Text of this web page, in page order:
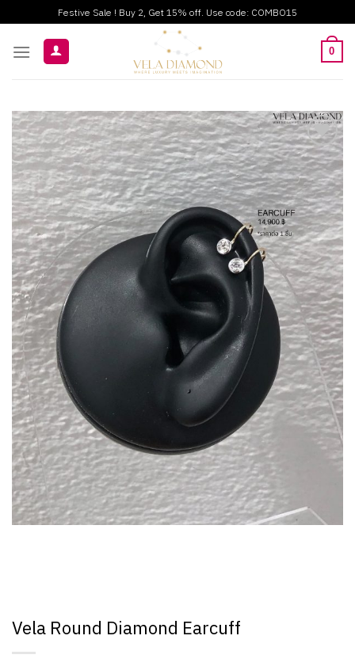
ไป
Festive Sale ! Buy 2, Get 15% off. Use code: COMBO15
0
Add to
wishlist
Vela Round Diamond Earcuff